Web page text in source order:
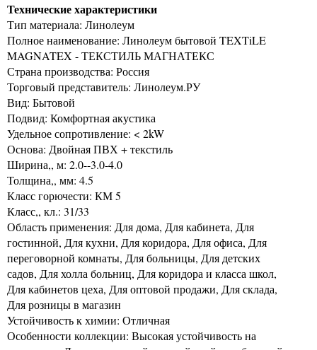
Технические характеристики
Тип материала: Линолеум
Полное наименование: Линолеум бытовой TEXTiLE
MAGNATEX - ТЕКСТИЛЬ МАГНАТЕКС
Страна производства: Россия
Торговый представитель: Линолеум.РУ
Вид: Бытовой
Подвид: Комфортная акустика
Удельное сопротивление: < 2kW
Основа: Двойная ПВХ + текстиль
Ширина,, м: 2.0--3.0-4.0
Толщина,, мм: 4.5
Класс горючести: КМ 5
Класс,, кл.: 31/33
Область применения: Для дома, Для кабинета, Для
гостинной, Для кухни, Для коридора, Для офиса, Для
переговорной комнаты, Для больницы, Для детских
садов, Для холла больниц, Для коридора и класса школ,
Для кабинетов цеха, Для оптовой продажи, Для склада,
Для розницы в магазин
Устойчивость к химии: Отличная
Особенности коллекции: Высокая устойчивость на